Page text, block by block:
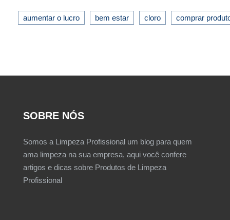
aumentar o lucro bem estar cloro comprar
SOBRE NÓS
Somos a Limpeza Profissional um blog para quem
ama limpeza na sua empresa, aqui você confere
artigos e dicas sobre Produtos de Limpeza
Profissional